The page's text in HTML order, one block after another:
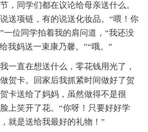
同学们都在议论给母亲送什么。
送项链，有的说送化妆品。“喂！你
一位同学拍着我的肩问道，“我还没
我妈送一束康乃馨。”“哦。”
直在想送什么，零花钱用光了，
贺卡。回家后我抓紧时间做好了贺
卡送给了妈妈，虽然做得不是很
上笑开了花。“你呀！只要好好学
就是送给我最好的礼物！”